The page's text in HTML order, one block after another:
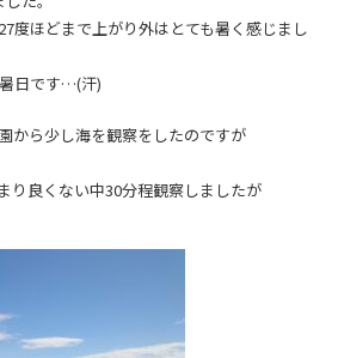
度ほどまで上がり外はとても暑く感じまし
日です…(汗)
から少し海を観察をしたのですが
り良くない中30分程観察しましたが